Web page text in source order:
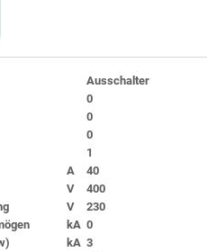
Ausschalter
0
0
0
1
A
40
V
400
V
230
kA 0
kA 3